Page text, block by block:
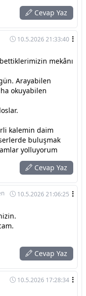
Cevap Yaz
10.5.2026 21:33:40
mekânı
Arayabilen
okuyabilen
kalemin daim
buluşmak
yolluyorum
Cevap Yaz
10.5.2026 21:06:25
Cevap Yaz
10.5.2026 17:28:34